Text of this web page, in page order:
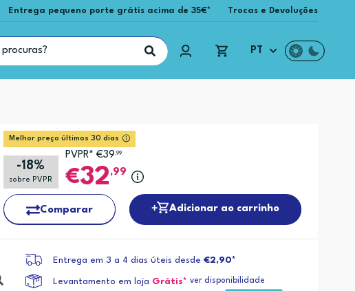
Entrega pequeno porte grátis acima de 35€* Trocas e Devoluções
PT
Melhor preço últimos 30 dias
-18%
sobre PVPR
PVPR* €39 ,99
32 ,99
Comparar Adicionar ao carrinho
Entrega em 3 a 4 dias úteis desde€2,90*
Levantamento em loja Grátis* ver disponibilidade